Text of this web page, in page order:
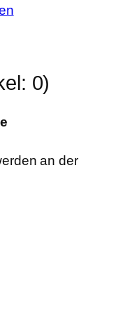
0)
an der